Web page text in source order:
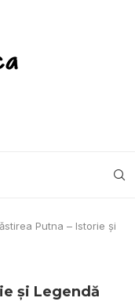
Putna – Istorie şi
şi Legendă